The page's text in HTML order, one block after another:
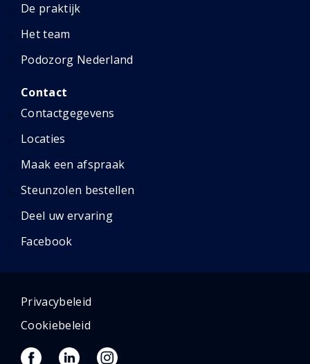
De praktijk
Het team
Podozorg Nederland
Contact
Contactgegevens
Locaties
Maak een afspraak
Steunzolen bestellen
Deel uw ervaring
Facebook
Privacybeleid
Cookiebeleid